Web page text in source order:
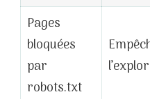
Pages
bloquées
par
robots.txt